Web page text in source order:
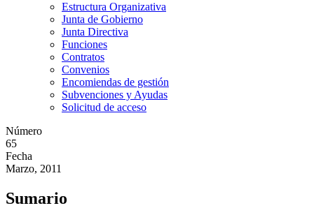
Estructura Organizativa
Junta de Gobierno
Junta Directiva
Funciones
Contratos
Convenios
Encomiendas de gestión
Subvenciones y Ayudas
Solicitud de acceso
Número
65
Fecha
Marzo, 2011
Sumario